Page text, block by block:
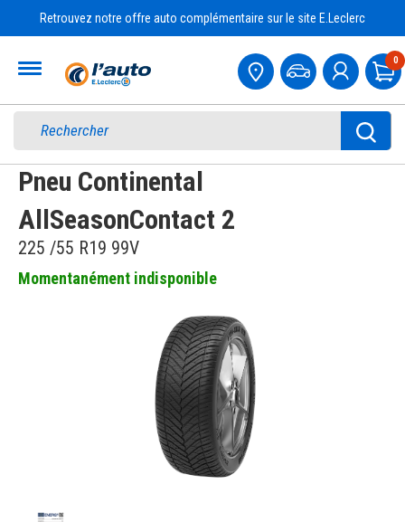
Retrouvez notre offre auto complémentaire sur le site E.Leclerc
0
Pneu Continental
AllSeasonContact 2
225 /55 R19 99V
Momentanément indisponible